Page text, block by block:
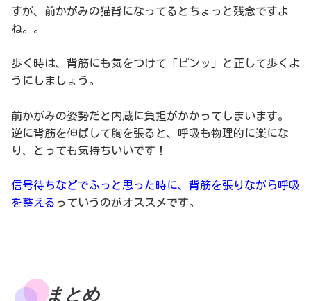
すが、前かがみの猫背になってるとちょっと残念ですよ
ね。。
歩く時は、背筋にも気をつけて「ピンッ」と正して歩くよ
うにしましょう。
前かがみの姿勢だと内蔵に負担がかかってしまいます。
逆に背筋を伸ばして胸を張ると、呼吸も物理的に楽にな
り、とっても気持ちいいです！
信号待ちなどでふっと思った時に、背筋を張りながら呼吸
を整える っていうのがオススメです。
まとめ